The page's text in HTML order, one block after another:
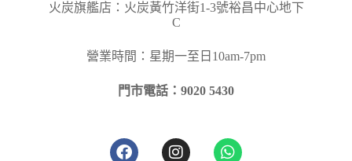
火炭旗艦店：火炭黃竹洋街1-3號裕昌中心地下
C
營業時間：星期一至日10am-7pm
門市電話：9020 5430